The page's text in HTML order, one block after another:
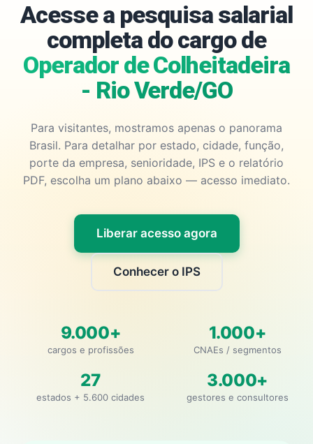
Acesse a pesquisa salarial
completa do cargo de
Operador de Colheitadeira
- Rio Verde/GO
Para visitantes, mostramos apenas o panorama
Brasil. Para detalhar por estado, cidade, função,
porte da empresa, senioridade, IPS e o relatório
PDF, escolha um plano abaixo — acesso imediato.
Liberar acesso agora
Conhecer o IPS
9.000+
cargos e profissões
1.000+
CNAEs / segmentos
27
estados + 5.600 cidades
3.000+
gestores e consultores